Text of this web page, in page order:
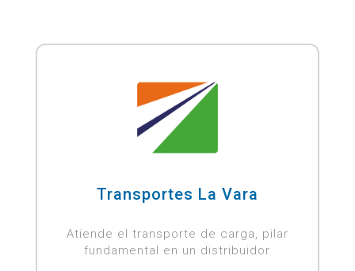
Transportes La Vara
Atiende el transporte de carga, pilar
fundamental en un distribuidor